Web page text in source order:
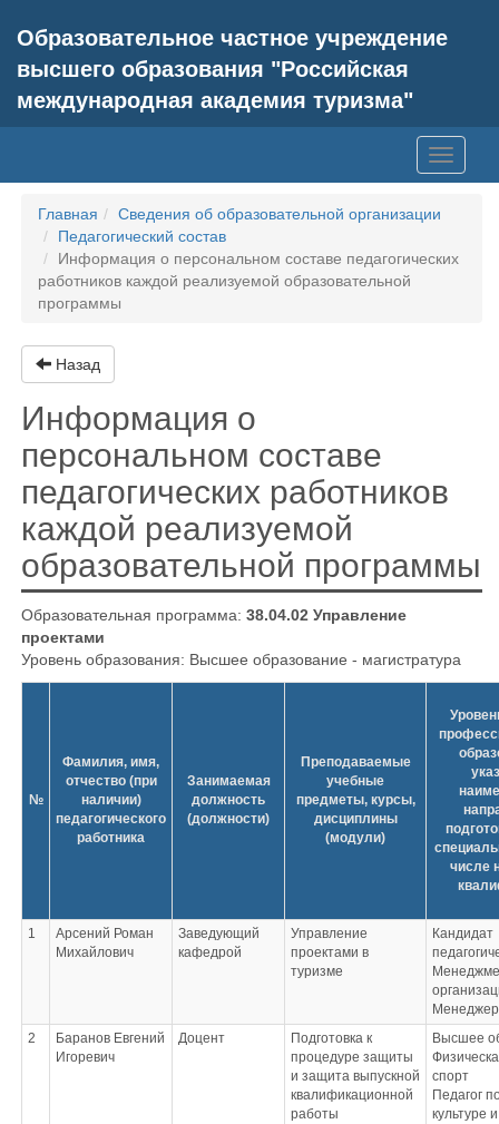
Образовательное частное учреждение
высшего образования "Российская
международная академия туризма"
Toggle
Главная
Сведения об образовательной организации
Педагогический состав
Информация о персональном составе педагогических
работников каждой реализуемой образовательной
программы
Назад
Информация о
персональном составе
педагогических работников
каждой реализуемой
образовательной программы
Образовательная программа: 38.04.02 Управление
проектами
Уровень образования: Высшее образование - магистратура
№
Фамилия, имя,
отчество (при
наличии)
педагогического
работника
Занимаемая
должность
(должности)
Преподаваемые
учебные
предметы, курсы,
дисциплины
(модули)
числе
1
Арсений Роман
Михайлович
Заведующий
кафедрой
Управление
проектами в
туризме
Кандидат
Менеджер
2
Баранов Евгений
Игоревич
Доцент
Подготовка к
процедуре защиты
и защита выпускной
квалификационной
работы
Высшее
спорт
Педагог
культуре